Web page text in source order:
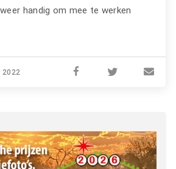
handig om mee te werken
2022